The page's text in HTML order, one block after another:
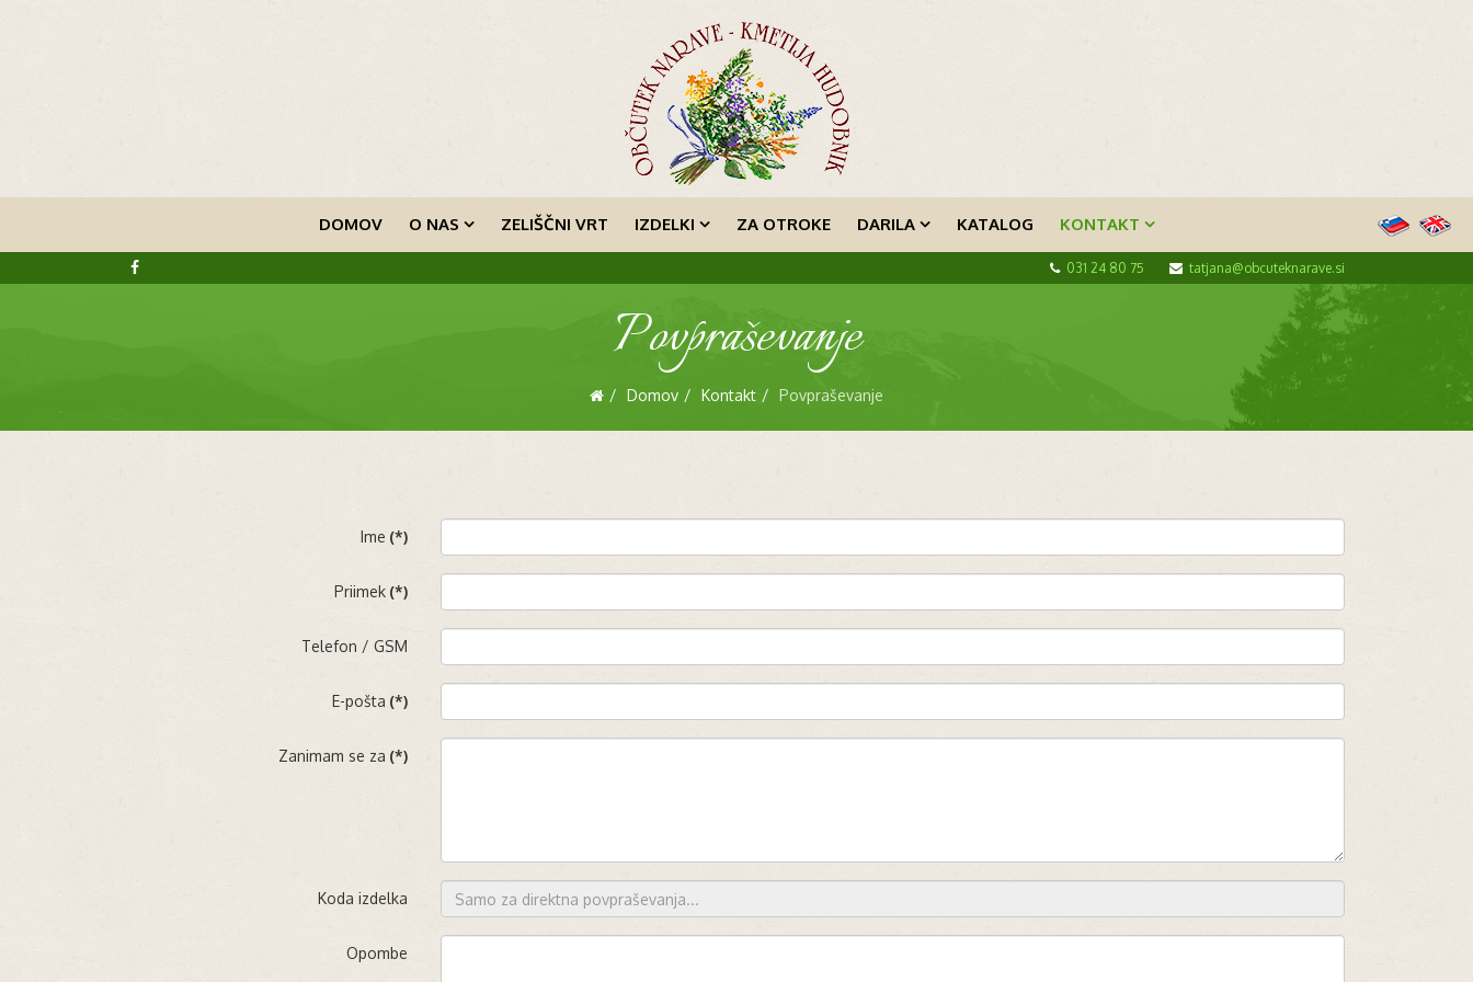
DOMOV O NAS ZELIŠČNI VRT IZDELKI ZA OTROKE DARILA KATALOG KONTAKT
031 24 80 75 tatjana@obcuteknarave.si
Povpraševanje
Domov Kontakt Povpraševanje
Ime (*)
Priimek (*)
Telefon / GSM
E-pošta (*)
Zanimam se za (*)
Koda izdelka
Opombe